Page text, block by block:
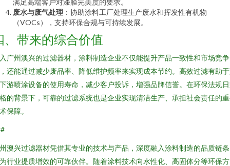
满足高端客户对漆膜完美度的要求。
废水与废气处理 ：协助涂料工厂处理生产废水和挥发性有机物
（VOCs），支持环保合规与可持续发展。
、带来的综合价值
广州澳兴的过滤器材，涂料制造企业不仅能提升产品一致性和市场竞争
还能通过减少废品率、降低维护频率来实现成本节约。高效过滤有助
游喷涂设备的使用寿命，减少客户投诉，增强品牌信誉。在环保法规
的背景下，可靠的过滤系统也是企业实现清洁生产、承担社会责任的
保障。
澳兴过滤器材凭借其专业的技术与产品，深度融入涂料制造的品质链
行业提质增效的可靠伙伴。随着涂料技术向水性化、高固体分等环保